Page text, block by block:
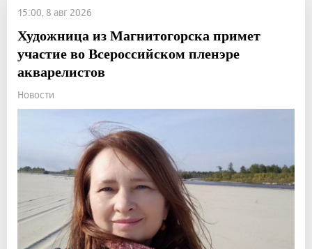
15:00, 8 авг 2026
Художница из Магнитогорска примет
участие во Всероссийском пленэре
акварелистов
Новости